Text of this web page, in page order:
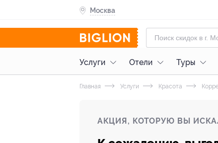
Москва
Услуги Отели Туры
Главная Услуги Красота
АКЦИЯ, КОТОРУЮ ВЫ